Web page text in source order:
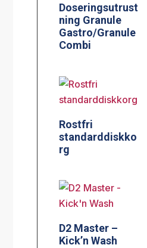
Doseringsutrust
ning Granule
Gastro/Granule
Combi
Rostfri
standarddiskko
rg
D2 Master –
Kick’n Wash